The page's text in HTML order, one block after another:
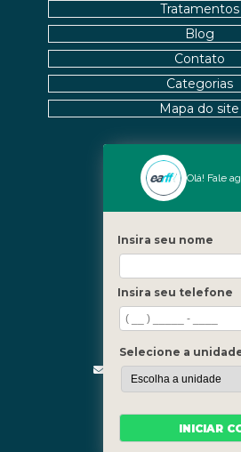
Fale
(21) 3619-5657
(21) 99390-
Segunda a sexta, das
Nossas
Barra - Rio de
Tratamentos
Blog
Contato
Categorias
Mapa do site
Olá! Fale
Insira seu nome
Insira seu telefone
Selecione a
INICIAR